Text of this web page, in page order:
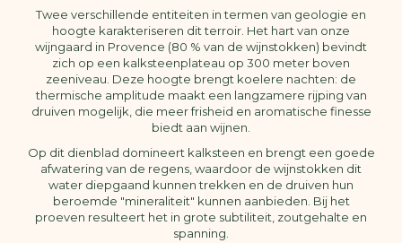
Twee verschillende entiteiten in termen van geologie en
hoogte karakteriseren dit terroir. Het hart van onze
wijngaard in Provence (80 % van de wijnstokken) bevindt
zich op een kalksteenplateau op 300 meter boven
zeeniveau. Deze hoogte brengt koelere nachten: de
thermische amplitude maakt een langzamere rijping van
druiven mogelijk, die meer frisheid en aromatische finesse
biedt aan wijnen.
Op dit dienblad domineert kalksteen en brengt een goede
afwatering van de regens, waardoor de wijnstokken dit
water diepgaand kunnen trekken en de druiven hun
beroemde "mineraliteit" kunnen aanbieden. Bij het
proeven resulteert het in grote subtiliteit, zoutgehalte en
spanning.